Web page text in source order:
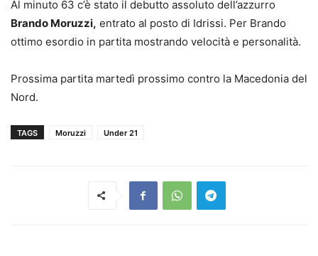
Al minuto 63 c’è stato il debutto assoluto dell’azzurro
Brando Moruzzi, entrato al posto di Idrissi. Per Brando
ottimo esordio in partita mostrando velocità e personalità.
Prossima partita martedì prossimo contro la Macedonia del
Nord.
TAGS Moruzzi Under 21